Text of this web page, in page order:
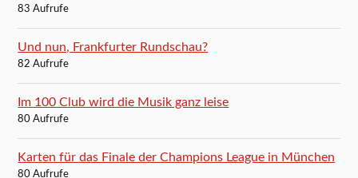
83 Aufrufe
Und nun, Frankfurter Rundschau?
82 Aufrufe
Im 100 Club wird die Musik ganz leise
80 Aufrufe
Karten für das Finale der Champions League in München
80 Aufrufe